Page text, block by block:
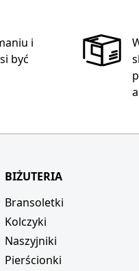
i
być
BIŻUTERIA
Bransoletki
Kolczyki
Naszyjniki
Pierścionki